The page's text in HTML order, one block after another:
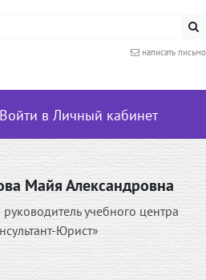
написать письмо
Войти в Личный кабинет
Майя Александровна
учебного центра
Юрист»